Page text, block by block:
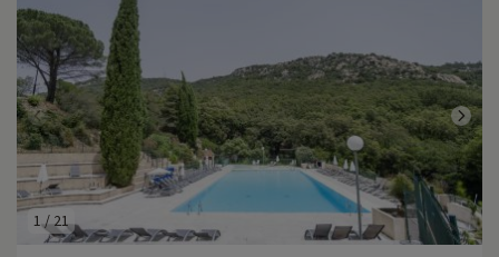
1/21